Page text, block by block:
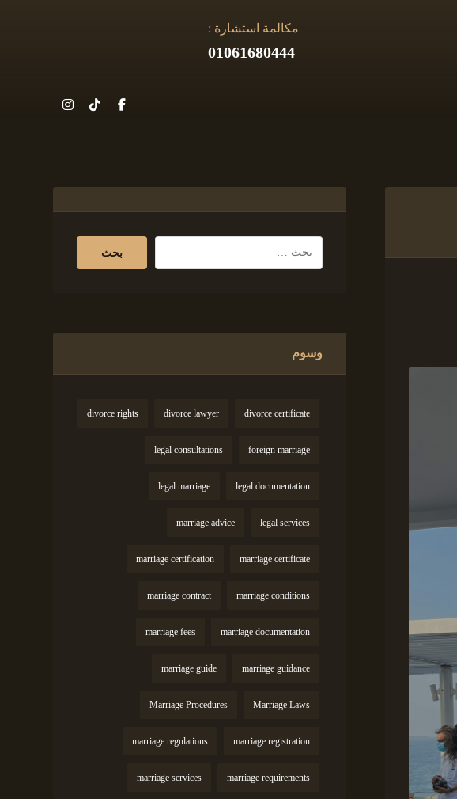
مكالمة استشارة :
01061680444
وسوم
divorce certificate
divorce lawyer
divorce rights
foreign marriage
legal consultations
legal documentation
legal marriage
legal services
marriage advice
marriage certificate
marriage certification
marriage conditions
marriage contract
marriage documentation
marriage fees
marriage guidance
marriage guide
Marriage Laws
Marriage Procedures
marriage registration
marriage regulations
marriage requirements
marriage services